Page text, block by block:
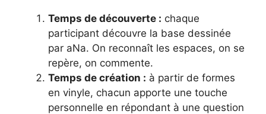
Temps de découverte : chaque
participant découvre la base dessinée
par aNa. On reconnaît les espaces, on se
repère, on commente.
Temps de création : à partir de formes
en vinyle, chacun apporte une touche
personnelle en répondant à une question